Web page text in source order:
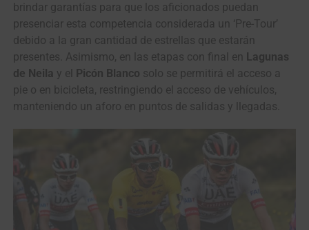
brindar garantías para que los aficionados puedan
presenciar esta competencia considerada un ‘Pre-Tour’
debido a la gran cantidad de estrellas que estarán
presentes. Asimismo, en las etapas con final en Lagunas
de Neila y el Picón Blanco solo se permitirá el acceso a
pie o en bicicleta, restringiendo el acceso de vehículos,
manteniendo un aforo en puntos de salidas y llegadas.